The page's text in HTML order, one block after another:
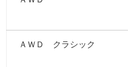
ＡＷＤ クラシック